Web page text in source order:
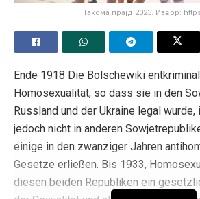
Такома прајд 2023. Извор:
Ende 1918 Die Bolschewiki
Homosexualität, so dass sie in den
Russland und der Ukraine legal
jedoch nicht in anderen
einige in den zwanziger Jahren
Gesetze erließen. Bis 1933,
diesen beiden Republiken ein